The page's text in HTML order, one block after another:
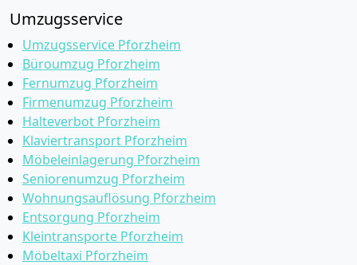
Umzugsservice
Umzugsservice Pforzheim
Büroumzug Pforzheim
Fernumzug Pforzheim
Firmenumzug Pforzheim
Halteverbot Pforzheim
Klaviertransport Pforzheim
Möbeleinlagerung Pforzheim
Seniorenumzug Pforzheim
Wohnungsauflösung Pforzheim
Entsorgung Pforzheim
Kleintransporte Pforzheim
Möbeltaxi Pforzheim